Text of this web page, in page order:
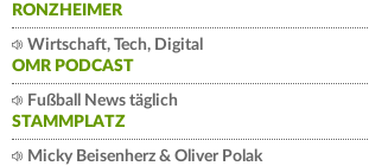
RONZHEIMER
Wirtschaft, Tech, Digital
OMR PODCAST
Fußball News täglich
STAMMPLATZ
Micky Beisenherz & Oliver Polak